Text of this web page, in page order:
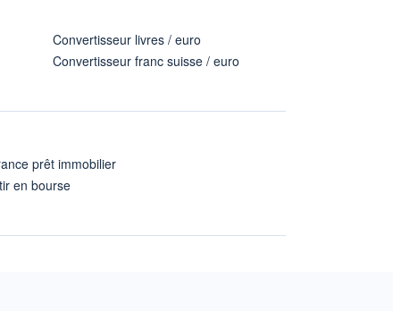
Convertisseur livres / euro
Convertisseur franc suisse / euro
prêt immobilier
en bourse